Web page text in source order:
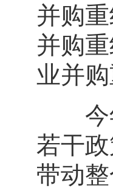
并购
并购
业并
今年
若干
带动整